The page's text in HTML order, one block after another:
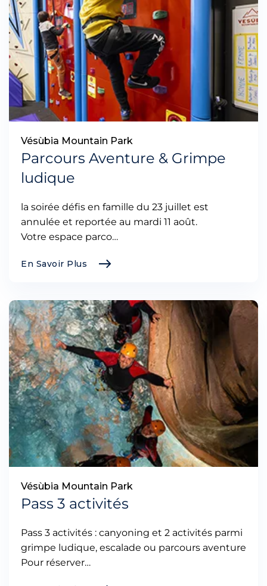
Vésùbia Mountain Park
Parcours Aventure & Grimpe
ludique
la soirée défis en famille du 23 juillet est
annulée et reportée au mardi 11 août.
Votre espace parco…
En Savoir Plus
Vésùbia Mountain Park
Pass 3 activités
Pass 3 activités : canyoning et 2 activités parmi
grimpe ludique, escalade ou parcours aventure
Pour réserver…